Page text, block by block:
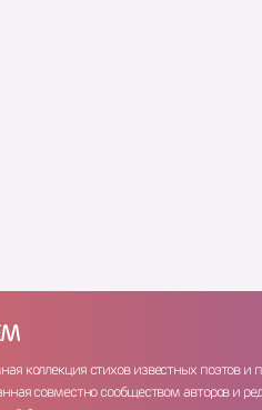
коллекция стихов известных поэтов и
совместно сообществом авторов и